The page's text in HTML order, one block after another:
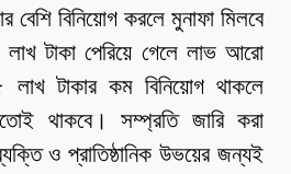
বেশি বিনিয়োগ করলে মুনাফা মিলবে
টাকা পেরিয়ে গেলে লাভ আরো
টাকার কম বিনিয়োগ থাকলে
থাকবে। সম্প্রতি জারি করা
ও প্রাতিষ্ঠানিক উভয়ের জন্যই